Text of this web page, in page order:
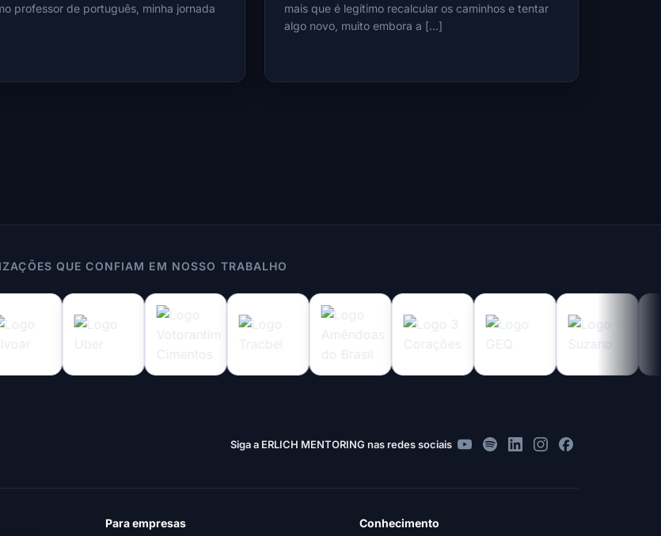
professor de português, minha jornada
mais que é legítimo recalcular os caminhos e tentar
algo novo, muito embora a […]
QUE CONFIAM EM NOSSO TRABALHO
Siga a ERLICH MENTORING nas redes sociais
Para empresas Conhecimento